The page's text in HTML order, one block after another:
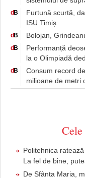
d B
Furtună scurtă,
ISU Timiș
d B Bolojan,
d B
Performanță
la o Olimpiadă
d B
Consum record
milioane de metri
Politehnica
La fel de bine,
De Sfânta Maria,